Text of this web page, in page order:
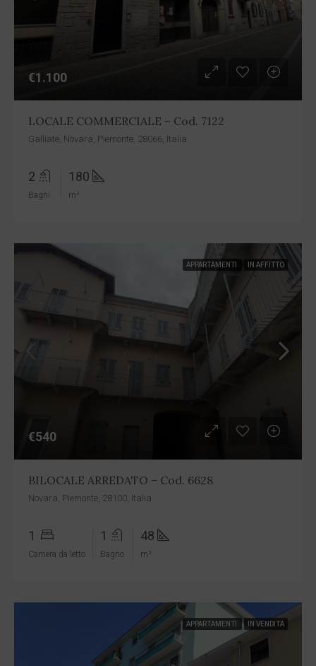
€1.100
LOCALE COMMERCIALE – Cod. 7122
Galliate, Novara, Piemonte, 28066, Italia
2
Bagni
180
m²
APPARTAMENTI IN AFFITTO
€540
BILOCALE ARREDATO – Cod. 6628
Novara, Piemonte, 28100, Italia
1
Camera da letto
1
Bagno
48
m²
APPARTAMENTI IN VENDITA